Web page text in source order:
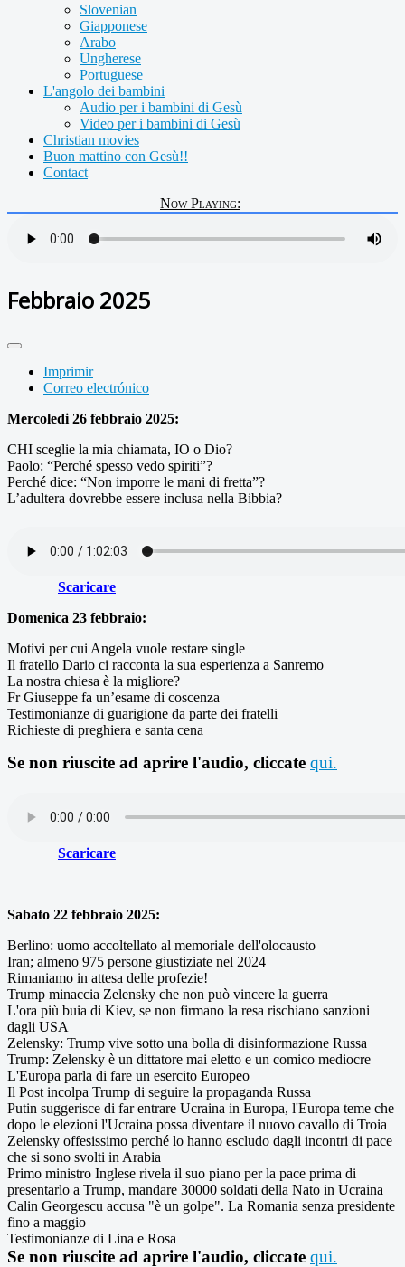
Slovenian
Giapponese
Arabo
Ungherese
Portuguese
L'angolo dei bambini
Audio per i bambini di Gesù
Video per i bambini di Gesù
Christian movies
Buon mattino con Gesù!!
Contact
Now Playing:
Febbraio 2025
Imprimir
Correo electrónico
Mercoledi 26 febbraio 2025:
CHI sceglie la mia chiamata, IO o Dio?
Paolo: “Perché spesso vedo spiriti”?
Perché dice: “Non imporre le mani di fretta”?
L’adultera dovrebbe essere inclusa nella Bibbia?
Scaricare
Domenica 23 febbraio:
Motivi per cui Angela vuole restare single
Il fratello Dario ci racconta la sua esperienza a Sanremo
La nostra chiesa è la migliore?
Fr Giuseppe fa un’esame di coscenza
Testimonianze di guarigione da parte dei fratelli
Richieste di preghiera e santa cena
Se non riuscite ad aprire l'audio, cliccate qui.
Scaricare
Sabato 22 febbraio 2025:
Berlino: uomo accoltellato al memoriale dell'olocausto
Iran; almeno 975 persone giustiziate nel 2024
Rimaniamo in attesa delle profezie!
Trump minaccia Zelensky che non può vincere la guerra
L'ora più buia di Kiev, se non firmano la resa rischiano sanzioni
dagli USA
Zelensky: Trump vive sotto una bolla di disinformazione Russa
Trump: Zelensky è un dittatore mai eletto e un comico mediocre
L'Europa parla di fare un esercito Europeo
Il Post incolpa Trump di seguire la propaganda Russa
Putin suggerisce di far entrare Ucraina in Europa, l'Europa teme che
dopo le elezioni l'Ucraina possa diventare il nuovo cavallo di Troia
Zelensky offesissimo perché lo hanno escludo dagli incontri di pace
che si sono svolti in Arabia
Primo ministro Inglese rivela il suo piano per la pace prima di
presentarlo a Trump, mandare 30000 soldati della Nato in Ucraina
Calin Georgescu accusa "è un golpe". La Romania senza presidente
fino a maggio
Testimonianze di Lina e Rosa
Se non riuscite ad aprire l'audio, cliccate qui.